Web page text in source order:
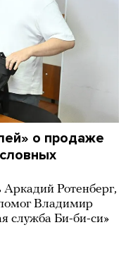
о продаже
Аркадий Ротенберг,
Владимир
служба Би-би-си»